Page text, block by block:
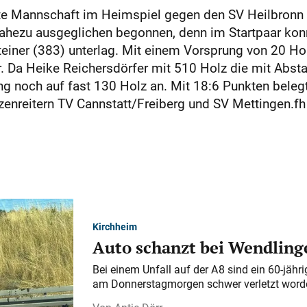
Mannschaft im Heimspiel gegen den SV
ausgeglichen begonnen, denn im Startpaar
(383) unterlag. Mit einem Vorsprung von 20
Da Heike Reichersdörfer mit 510 Holz die mit
noch auf fast 130 Holz an. Mit 18:6 Punkten
TV Cannstatt/Freiberg und SV Mettingen.fh
Kirchheim
Auto schanzt bei
Bei einem Unfall auf der A 8 sind ein 60-
am Donnerstagmorgen schwer verletzt